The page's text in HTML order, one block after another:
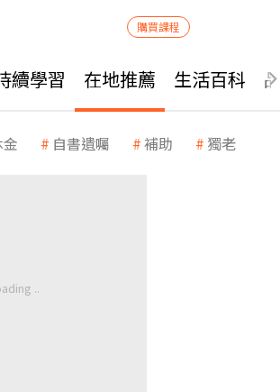
購買課程
續學習 在地推薦 生活百科
自書遺囑 補助 獨老